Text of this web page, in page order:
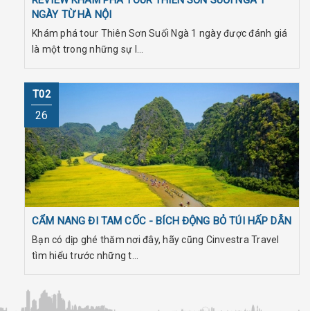
NGÀY TỪ HÀ NỘI
Khám phá tour Thiên Sơn Suối Ngà 1 ngày được đánh giá
là một trong những sự l...
T02
26
CẨM NANG ĐI TAM CỐC - BÍCH ĐỘNG BỎ TÚI HẤP DẪN
Bạn có dịp ghé thăm nơi đây, hãy cũng Cinvestra Travel
tìm hiểu trước những t...